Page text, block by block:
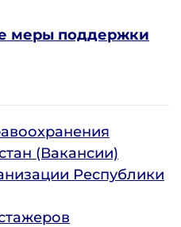
меры поддержки
(Вакансии)
Республики